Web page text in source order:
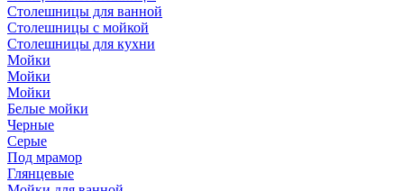
Столешницы для ванной
Столешницы с мойкой
Столешницы для кухни
Мойки
Мойки
Мойки
Белые мойки
Черные
Серые
Под мрамор
Глянцевые